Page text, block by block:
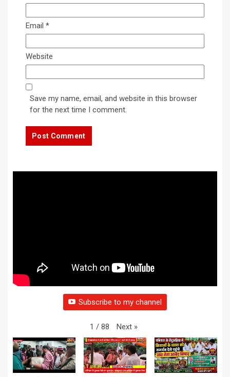
Email *
Website
Save my name, email, and website in this browser
for the next time I comment.
Subscribe to my channel
1 / 88 Next »